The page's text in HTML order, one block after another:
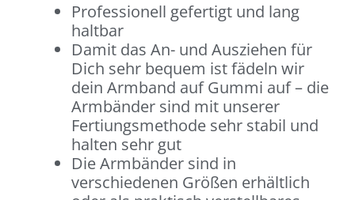
Professionell gefertigt und lang
haltbar
Damit das An- und Ausziehen für
Dich sehr bequem ist fädeln wir
dein Armband auf Gummi auf – die
Armbänder sind mit unserer
Fertiungsmethode sehr stabil und
halten sehr gut
Die Armbänder sind in
verschiedenen Größen erhältlich